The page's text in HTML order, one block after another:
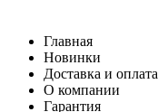
Главная
Новинки
Доставка и оплата
О компании
Гарантия